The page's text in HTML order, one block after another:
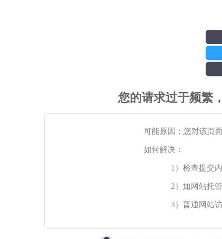
您的请求过于频繁
可能原因：您对该页
如何解决：
1）检查提交
2）如网站托
3）普通网站